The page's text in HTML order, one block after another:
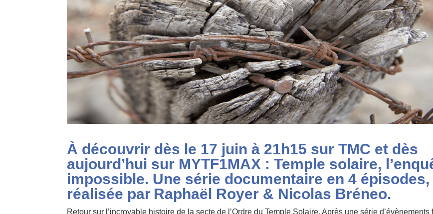
À découvrir dès le 17 juin à 21h15 sur TMC et dès
aujourd’hui sur MYTF1MAX : Temple solaire,
impossible. Une série documentaire en 4 épisodes,
réalisée par Raphaël Royer & Nicolas Bréneo.
Retour sur l’incroyable histoire de la secte de l’Ordre du Temple Solaire. Après une série d’évènements